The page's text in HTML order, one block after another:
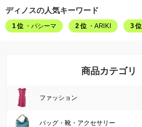
ディノスの人気キーワード
1位 ・パシーマ 2位 ・ARIKI 3位
商品カテゴリ
ファッション
ファッショントップへ
バッグ・靴・アクセサリー